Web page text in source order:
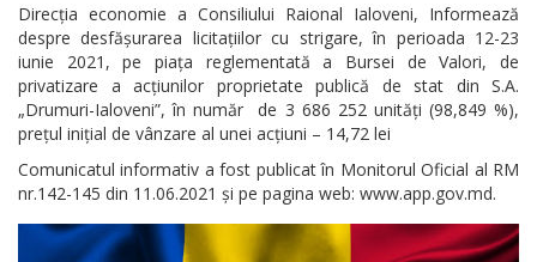
Direcția economie a Consiliului Raional Ialoveni, Informează
despre desfășurarea licitațiilor cu strigare, în perioada 12-23
iunie 2021, pe piața reglementată a Bursei de Valori, de
privatizare a acțiunilor proprietate publică de stat din S.A.
„Drumuri-Ialoveni”, în număr de 3 686 252 unități (98,849 %),
prețul inițial de vânzare al unei acțiuni – 14,72 lei
Comunicatul informativ a fost publicat în Monitorul Oficial al RM
nr.142-145 din 11.06.2021 și pe pagina web: www.app.gov.md.